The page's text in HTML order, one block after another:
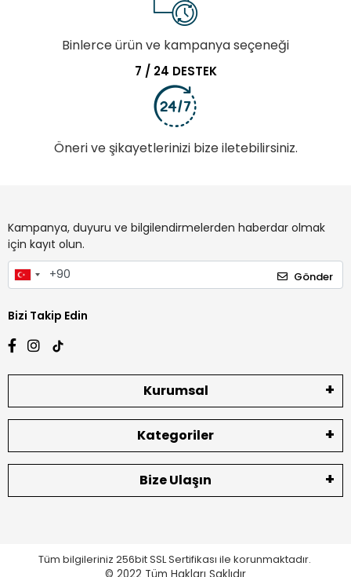
Binlerce ürün ve kampanya seçeneği
7 / 24 DESTEK
Öneri ve şikayetlerinizi bize iletebilirsiniz.
Kampanya, duyuru ve bilgilendirmelerden haberdar olmak
için kayıt olun.
Gönder
Bizi Takip Edin
Kurumsal
Kategoriler
Bize Ulaşın
Tüm bilgileriniz 256bit SSL Sertifikası ile korunmaktadır.
© 2022 Tüm Hakları Saklıdır